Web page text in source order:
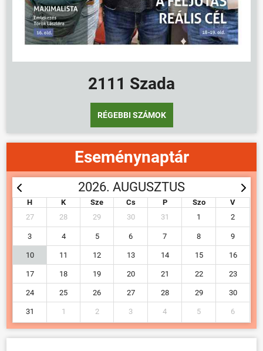
2111 Szada
RÉGEBBI SZÁMOK
Eseménynaptár
2026. AUGUSZTUS
H K Sze Cs P Szo
V
27
28 29 30 31 1 2
3 4 5 6 7 8 9
10 11 12 13 14 15 16
17 18 19 20 21 22 23
24 25 26 27 28 29 30
31 1 2 3 4 5 6